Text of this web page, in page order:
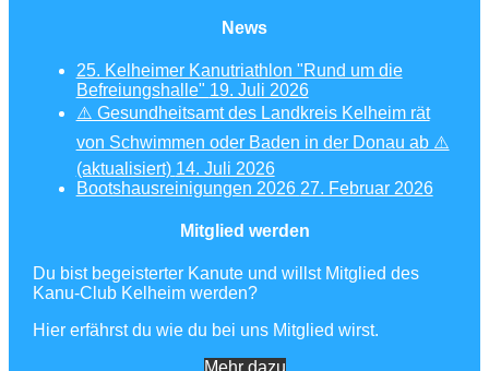
News
25. Kelheimer Kanutriathlon "Rund um die
Befreiungshalle" 19. Juli 2026
⚠️ Gesundheitsamt des Landkreis Kelheim rät
von Schwimmen oder Baden in der Donau ab ⚠️
(aktualisiert) 14. Juli 2026
Bootshausreinigungen 2026 27. Februar 2026
Mitglied werden
Du bist begeisterter Kanute und willst Mitglied des
Kanu-Club Kelheim werden?
Hier erfährst du wie du bei uns Mitglied wirst.